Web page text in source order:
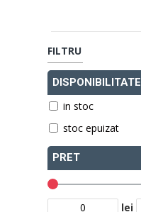
FILTRU
PRET
lei
DISPONIBILITATE
in stoc
stoc epuizat